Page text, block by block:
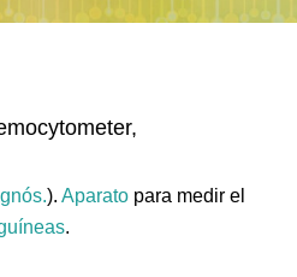
).Aparato para medir el
.